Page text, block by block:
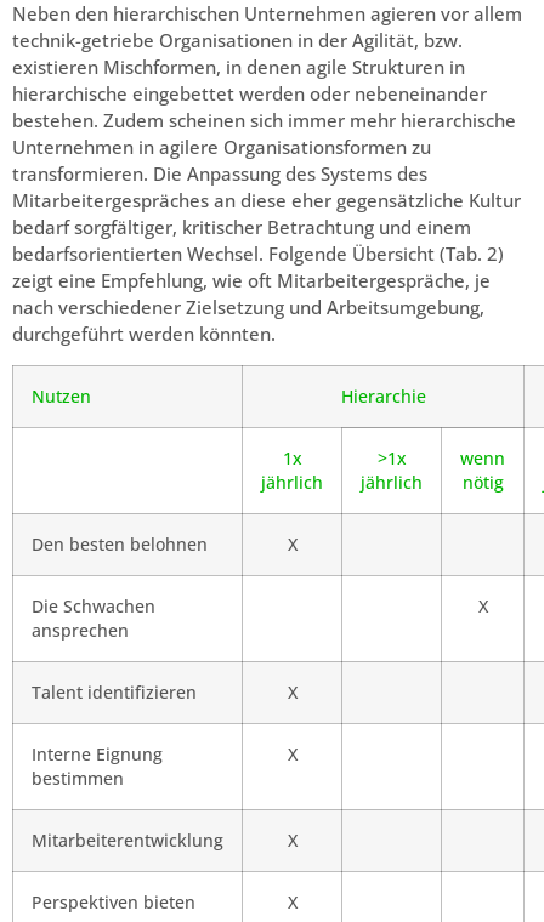
Neben den hierarchischen Unternehmen agieren vor allem
technik-getriebe Organisationen in der Agilität, bzw.
existieren Mischformen, in denen agile Strukturen in
hierarchische eingebettet werden oder nebeneinander
bestehen. Zudem scheinen sich immer mehr hierarchische
Unternehmen in agilere Organisationsformen zu
transformieren. Die Anpassung des Systems des
Mitarbeitergespräches an diese eher gegensätzliche Kultur
bedarf sorgfältiger, kritischer Betrachtung und einem
bedarfsorientierten Wechsel. Folgende Übersicht (Tab. 2)
zeigt eine Empfehlung, wie oft Mitarbeitergespräche, je
nach verschiedener Zielsetzung und Arbeitsumgebung,
durchgeführt werden könnten.
Nutzen Hierarchie
1x
jährlich
>1x
jährlich
wenn
nötig
Den besten belohnen X
Die Schwachen
ansprechen
X
Talent identifizieren X
Interne Eignung
bestimmen
X
Mitarbeiterentwicklung X
Perspektiven bieten X